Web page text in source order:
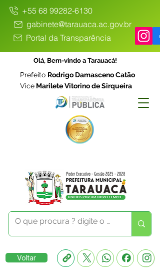
+55 68 99282-6130
gabinete@tarauaca.ac.gov.br
Portal da Transparência
Olá, Bem-vindo a Tarauacá!
Prefeito Rodrigo Damasceno Catão
Vice Marilete Vitorino de Sirqueira
Voltar